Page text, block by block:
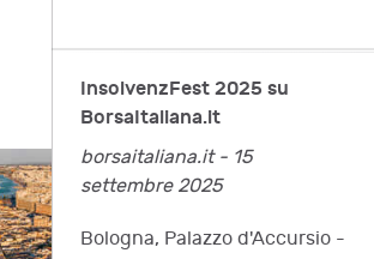
InsolvenzFest 2025 su
BorsaItaliana.it
borsaitaliana.it - 15
settembre 2025
Bologna, Palazzo d'Accursio -